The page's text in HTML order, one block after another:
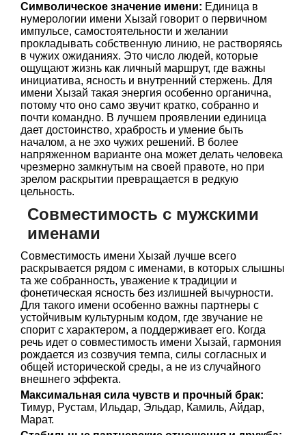
Символическое значение имени: Единица в
нумерологии имени Хызай говорит о первичном
импульсе, самостоятельности и желании
прокладывать собственную линию, не растворяясь
в чужих ожиданиях. Это число людей, которые
ощущают жизнь как личный маршрут, где важны
инициатива, ясность и внутренний стержень. Для
имени Хызай такая энергия особенно органична,
потому что оно само звучит кратко, собранно и
почти командно. В лучшем проявлении единица
дает достоинство, храбрость и умение быть
началом, а не эхо чужих решений. В более
напряженном варианте она может делать человека
чрезмерно замкнутым на своей правоте, но при
зрелом раскрытии превращается в редкую
цельность.
Совместимость с мужскими
именами
Совместимость имени Хызай лучше всего
раскрывается рядом с именами, в которых слышны
та же собранность, уважение к традиции и
фонетическая ясность без излишней вычурности.
Для такого имени особенно важны партнеры с
устойчивым культурным кодом, где звучание не
спорит с характером, а поддерживает его. Когда
речь идет о совместимость имени Хызай, гармония
рождается из созвучия темпа, силы согласных и
общей исторической среды, а не из случайного
внешнего эффекта.
Максимальная сила чувств и прочный брак:
Тимур, Рустам, Ильдар, Эльдар, Камиль, Айдар,
Марат.